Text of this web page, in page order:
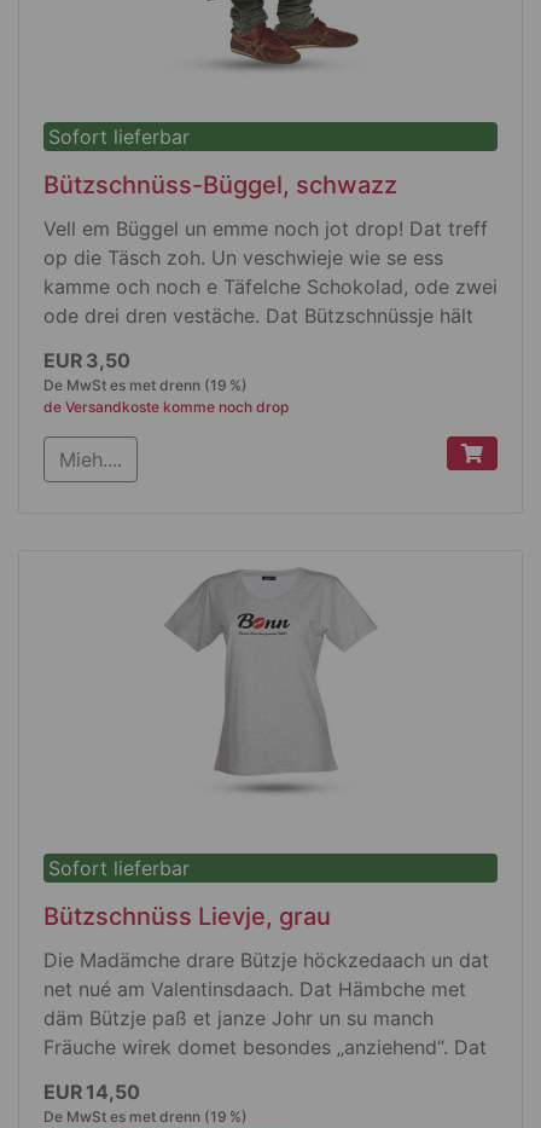
Sofort lieferbar
Bützschnüss-Büggel, schwazz
Vell em Büggel un emme noch jot drop! Dat treff
op die Täsch zoh. Un veschwieje wie se ess
kamme och noch e Täfelche Schokolad, ode zwei
ode drei dren vestäche. Dat Bützschnüssje hält
Produktdetails
schwazz met kuéte Henkele
38 x 42 cm jruß
EUR 3,50
De MwSt es met drenn (19 %)
de Versandkoste komme noch drop
Mieh....
Sofort lieferbar
Bützschnüss Lievje, grau
Die Madämche drare Bützje höckzedaach un dat
net nué am Valentinsdaach. Dat Hämbche met
däm Bützje paß et janze Johr un su manch
Fräuche wirek domet besondes „anziehend“. Dat
EUR 14,50
De MwSt es met drenn (19 %)